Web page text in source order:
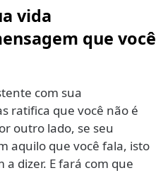
vida
que você
com sua
ratifica que você não é
outro lado, se seu
aquilo que você fala, isto
dizer. E fará com que